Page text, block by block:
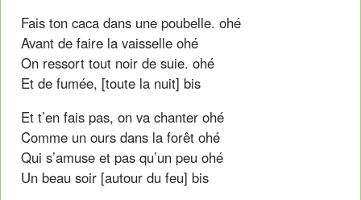
Fais ton caca dans une poubelle. ohé
Avant de faire la vaisselle ohé
On ressort tout noir de suie. ohé
Et de fumée, [toute la nuit] bis
Et t’en fais pas, on va chanter ohé
Comme un ours dans la forêt ohé
Qui s’amuse et pas qu’un peu ohé
Un beau soir [autour du feu] bis